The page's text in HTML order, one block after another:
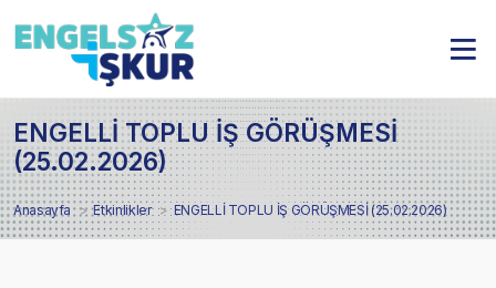
ENGELLİ TOPLU İŞ GÖRÜŞMESİ
(25.02.2026)
Anasayfa Etkinlikler ENGELLİ TOPLU İŞ GÖRÜŞMESİ (25.02.2026)